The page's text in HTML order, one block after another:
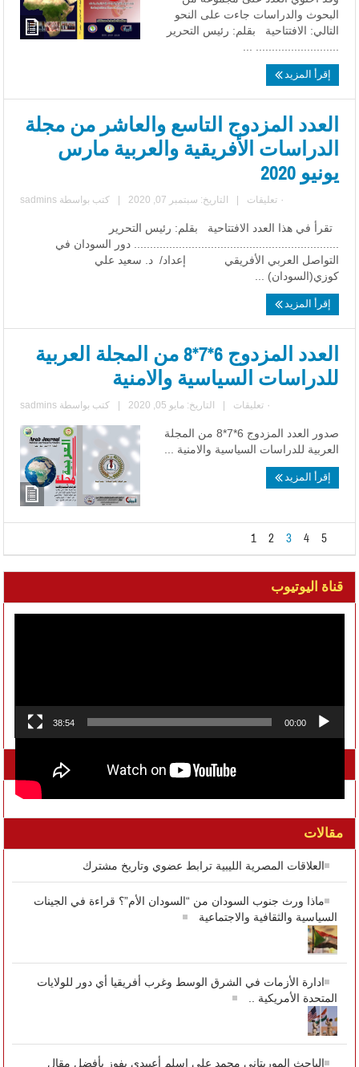
البحوث والدراسات جاءت على النحو
التالي: الافتتاحية بقلم: رئيس التحرير
.......................... ...
إقرأ المزيد
العدد المزدوج التاسع والعاشر من مجلة
الدراسات الأفريقية والعربية مارس
يونيو 2020
كتب بواسطة sadmins التاريخ: سبتمبر 07, 2020 ٠ تعليقات
تقرأ في هذا العدد الافتتاحية بقلم: رئيس التحرير
................................................................ دور السودان في
التواصل العربي الأفريقي إعداد/ د. سعيد علي
كوزي(السودان) ...
إقرأ المزيد
العدد المزدوج 6*7*8 من المجلة العربية
للدراسات السياسية والامنية
كتب بواسطة sadmins التاريخ: مايو 05, 2020 ٠ تعليقات
صدور العدد المزدوج 6*7*8 من المجلة
العربية للدراسات السياسية والامنية ...
إقرأ المزيد
1 2 3 4 5
قناة اليوتيوب
00:00
38:54
تواصل معنا على الفيسبوك
مقالات
العلاقات المصرية الليبية ترابط عضوي وتاريخ مشترك
ماذا ورث جنوب السودان من “السودان الأم”؟ قراءة في الجينات
السياسية والثقافية والاجتماعية
ادارة الأزمات في الشرق الوسط وغرب أفريقيا أي دور للولايات
المتحدة الأمريكية ..
الباحث الموريتاني محمد علي إسلم أعبيدي يفوز بأفضل مقال